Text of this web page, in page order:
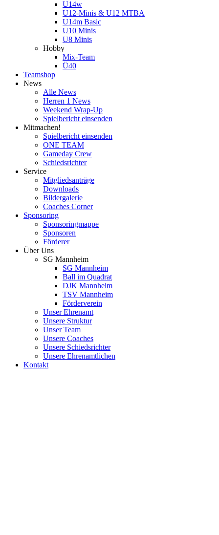
U14w
U12-Minis & U12 MTBA
U14m Basic
U10 Minis
U8 Minis
Hobby
Mix-Team
Ü40
Teamshop
News
Alle News
Herren 1 News
Weekend Wrap-Up
Spielbericht einsenden
Mitmachen!
Spielbericht einsenden
ONE TEAM
Gameday Crew
Schiedsrichter
Service
Mitgliedsanträge
Downloads
Bildergalerie
Coaches Corner
Sponsoring
Sponsoringmappe
Sponsoren
Förderer
Über Uns
SG Mannheim
SG Mannheim
Ball im Quadrat
DJK Mannheim
TSV Mannheim
Förderverein
Unser Ehrenamt
Unsere Struktur
Unser Team
Unsere Coaches
Unsere Schiedsrichter
Unsere Ehrenamtlichen
Kontakt